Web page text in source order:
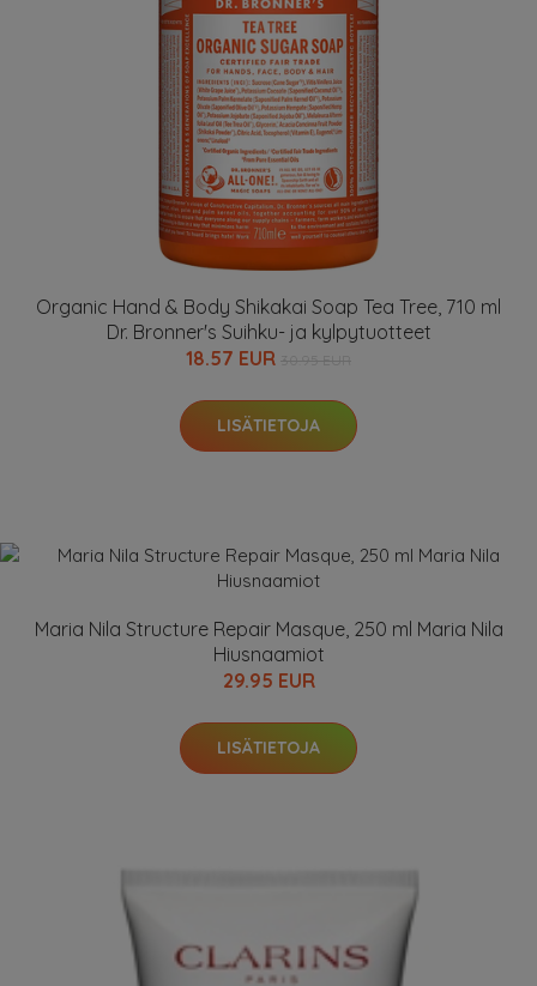
Organic Hand & Body Shikakai Soap Tea Tree, 710 ml
Dr. Bronner's Suihku- ja kylpytuotteet
18.57 EUR
LISÄTIETOJA
Maria Nila Structure Repair Masque, 250 ml Maria Nila
Hiusnaamiot
29.95 EUR
LISÄTIETOJA